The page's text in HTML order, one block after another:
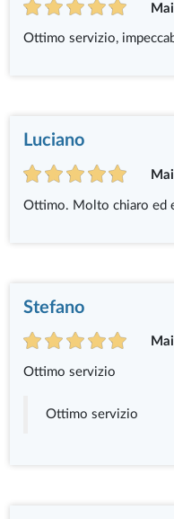
Ottimo servizio,
Luciano
Ottimo. Molto chiaro ed
Stefano
Ottimo servizio
Ottimo servizio